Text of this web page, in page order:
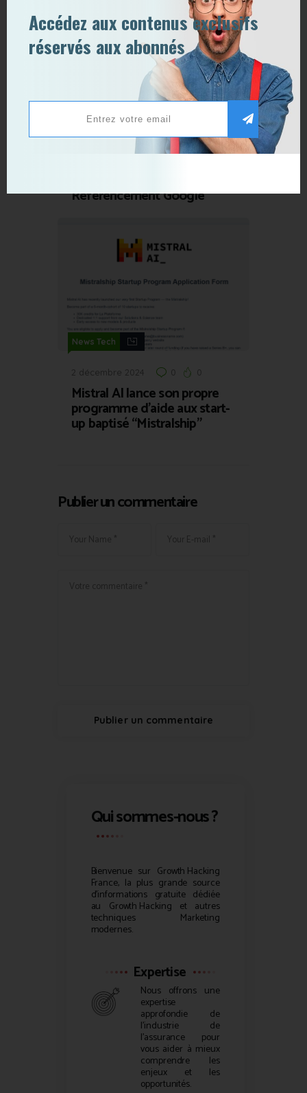
News Tech Tips
0
Référencement Google
News Tech
2 décembre 2024 0 0
Mistral AI lance son propre
programme d’aide aux start-
up baptisé “Mistralship”
Publier un commentaire
Qui sommes-nous ?
Bienvenue sur Growth Hacking
France, la plus grande source
d’informations gratuite dédiée
au Growth Hacking et autres
techniques Marketing
modernes.
Expertise
Nous offrons une
expertise
approfondie de
l’industrie de
l’assurance pour
vous aider à mieux
comprendre les
enjeux et les
opportunités.
Accédez aux contenus exclusifs
réservés aux abonnés